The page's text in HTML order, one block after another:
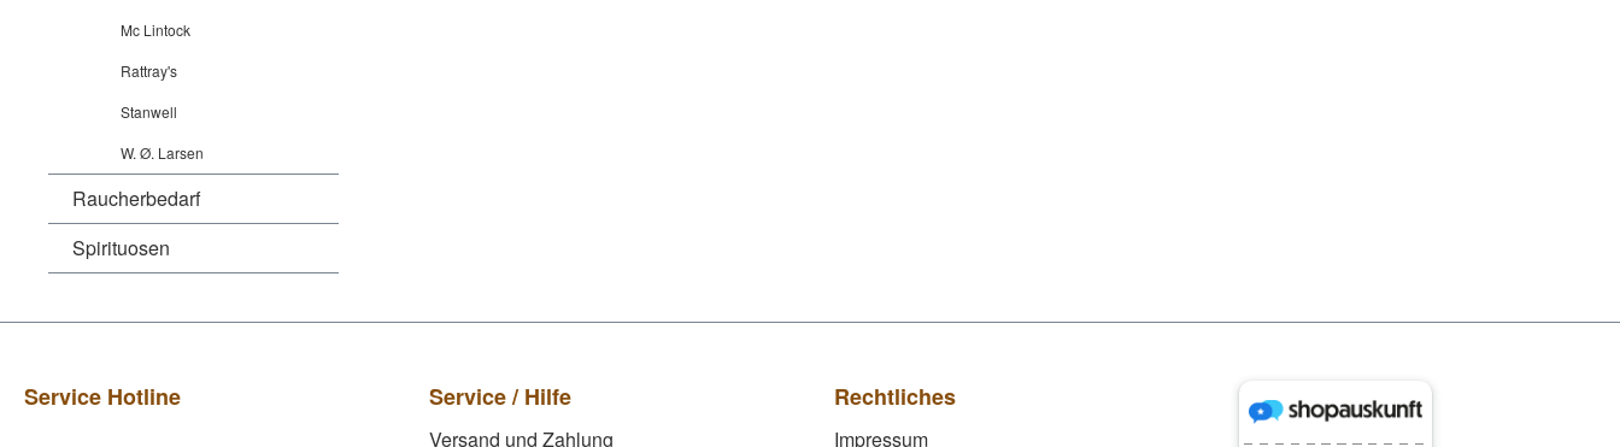
Mc Lintock
Rattray's
Stanwell
W. Ø. Larsen
Raucherbedarf
Spirituosen
Service Hotline Service / Hilfe
Versand und Zahlung
Rechtliches
Impressum